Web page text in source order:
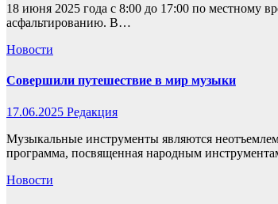
18 июня 2025 года с 8:00 до 17:00 по местному
асфальтированию. В…
Новости
Совершили путешествие в мир музыки
17.06.2025 Редакция
Музыкальные инструменты являются
программа, посвященная народным
Новости